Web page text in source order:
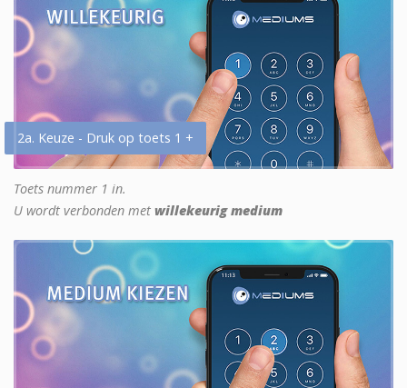
2a. Keuze - Druk op toets 1 +
Toets nummer 1 in.
U wordt verbonden met willekeurig medium